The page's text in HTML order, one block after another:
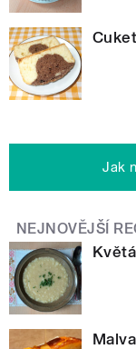
Jak
NEJNOVĚJŠÍ